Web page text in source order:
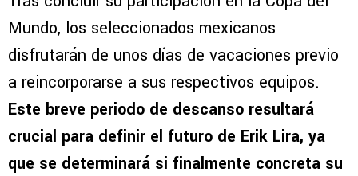
Mundo, los seleccionados mexicanos
disfrutarán de unos días de vacaciones previo
a reincorporarse a sus respectivos equipos.
Este breve periodo de descanso resultará
crucial para definir el futuro de Erik Lira, ya
que se determinará si finalmente concreta su